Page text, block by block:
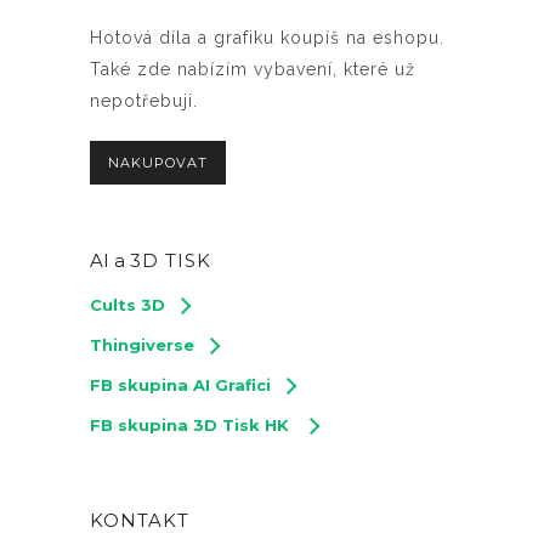
Hotová díla a grafiku koupíš na eshopu.
Také zde nabízím vybavení, které už
nepotřebuji.
NAKUPOVAT
AI a 3D TISK
Cults 3D
Thingiverse
FB skupina AI Grafici
FB skupina 3D Tisk HK
KONTAKT